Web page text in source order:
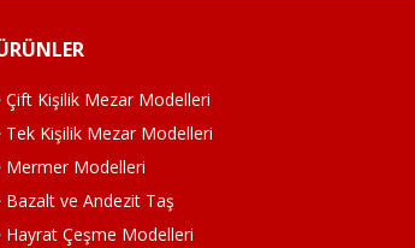
Çift Kişilik Mezar Modelleri
Tek Kişilik Mezar Modelleri
Mermer Modelleri
Bazalt ve Andezit Taş
Hayrat Çeşme Modelleri